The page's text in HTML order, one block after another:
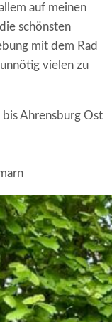
auf meinen
schönsten
mit dem Rad
vielen zu
bis Ahrensburg Ost